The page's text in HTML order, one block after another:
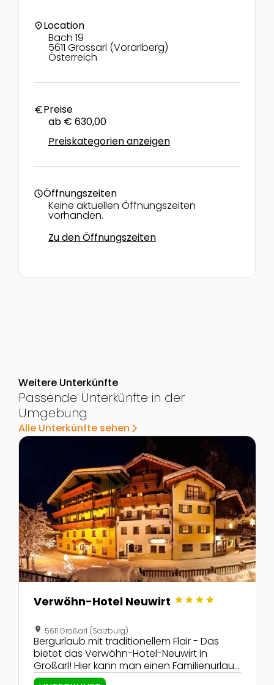
location_onLocation
Bach 19
5611 Grossarl (Vorarlberg)
Österreich
euroPreise
ab € 630,00
Preiskategorien anzeigen
scheduleÖffnungszeiten
Keine aktuellen Öffnungszeiten
vorhanden.
Zu den Öffnungszeiten
Weitere Unterkünfte
Passende Unterkünfte in der
Umgebung
Alle Unterkünfte sehen arrow_forward_ios
Zur Detailseite von Verwöhn-Hotel Neuwirt
Verwöhn-Hotel Neuwirt starstarstarstar
location_on 5611 Großarl (Salzburg)
Bergurlaub mit traditionellem Flair - Das
bietet das Verwöhn-Hotel-Neuwirt in
Großarl! Hier kann man einen Familienurlaub
mit Genuss auf 4-Stern-Niveau erleben!